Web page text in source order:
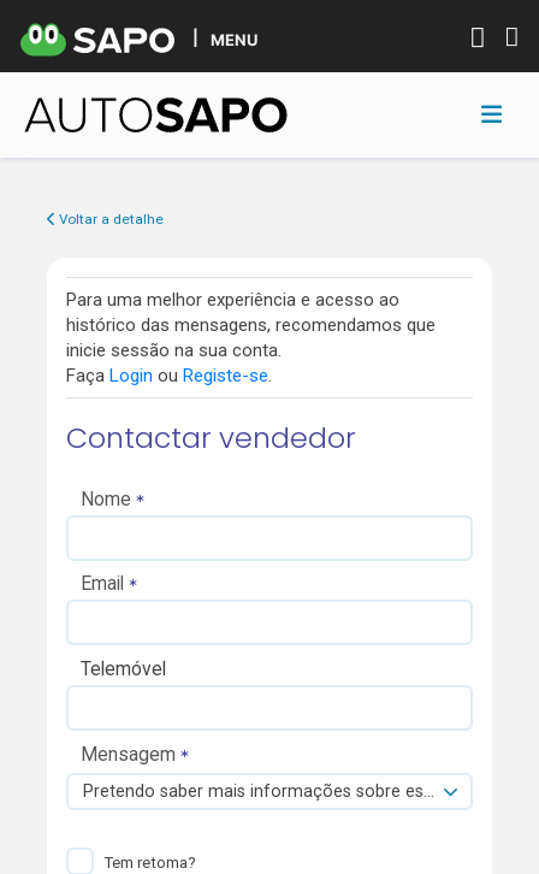
MENU
Voltar a detalhe
Para uma melhor experiência e acesso ao
histórico das mensagens, recomendamos que
inicie sessão na sua conta.
Faça Login ou Registe-se.
Contactar vendedor
Nome
Email
Telemóvel
Mensagem
Pretendo saber mais informações sobre esta viatura.
Tem retoma?